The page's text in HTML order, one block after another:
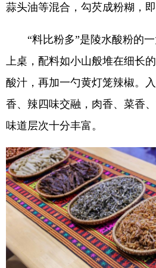
蒜头油等混合，勾芡成粉糊，即
“料比粉多”是陵水酸粉的一
上桌，配料如小山般堆在细长
酸汁，再加一勺黄灯笼辣椒。
香、辣四味交融，肉香、菜香
味道层次十分丰富。